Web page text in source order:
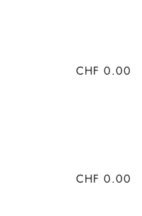
CHF 0.00
CHF 0.00